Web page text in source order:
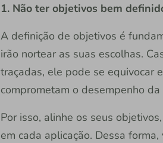
1. Não ter objetivos bem
A definição de objetivos é
irão nortear as suas escolhas.
traçadas, ele pode se equivocar
comprometam o desempenho da
Por isso, alinhe os seus
em cada aplicação. Dessa